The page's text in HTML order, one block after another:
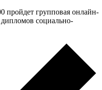
пройдет групповая онлайн-
социально-